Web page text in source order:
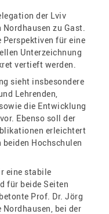
der Lviv
zu Gast.
Perspektiven für eine
Unterzeichnung
vertieft werden.
sieht insbesondere
Lehrenden,
die Entwicklung
Ebenso soll der
erleichtert
Hochschulen
eine stabile
für beide Seiten
Prof. Dr. Jörg
bei der